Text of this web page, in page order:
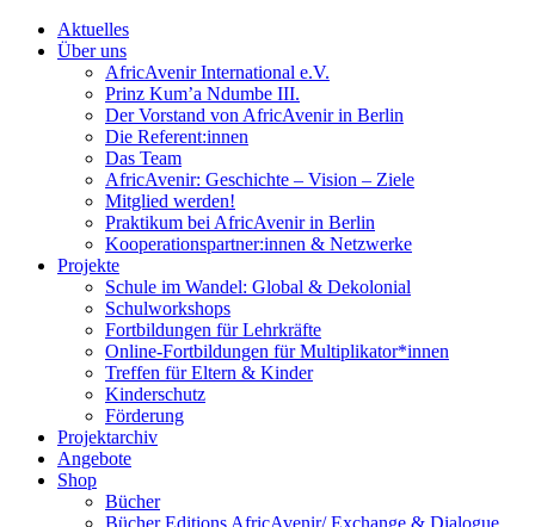
Aktuelles
Über uns
AfricAvenir International e.V.
Prinz Kum’a Ndumbe III.
Der Vorstand von AfricAvenir in Berlin
Die Referent:innen
Das Team
AfricAvenir: Geschichte – Vision – Ziele
Mitglied werden!
Praktikum bei AfricAvenir in Berlin
Kooperationspartner:innen & Netzwerke
Projekte
Schule im Wandel: Global & Dekolonial
Schulworkshops
Fortbildungen für Lehrkräfte
Online-Fortbildungen für Multiplikator*innen
Treffen für Eltern & Kinder
Kinderschutz
Förderung
Projektarchiv
Angebote
Shop
Bücher
Bücher Editions AfricAvenir/ Exchange & Dialogue